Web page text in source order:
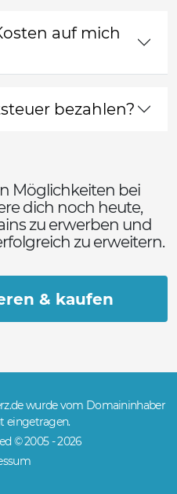
auf mich
bezahlen?
Möglichkeiten bei
dich noch heute,
zu erwerben und
zu erweitern.
& kaufen
wurde vom Domaininhaber
eingetragen.
© 2005 -2026